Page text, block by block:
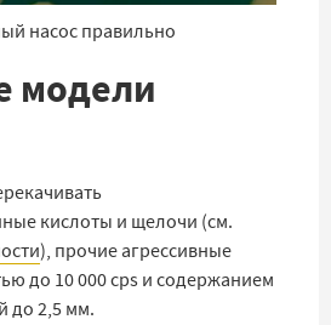
насос правильно
модели
кислоты и щелочи (см.
), прочие агрессивные
до 10 000 cps и содержанием
до 2,5 мм.